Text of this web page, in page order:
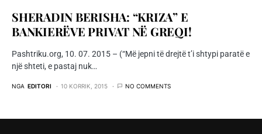
SHERADIN BERISHA: “KRIZA” E
BANKIERËVE PRIVAT NË GREQI!
Pashtriku.org, 10. 07. 2015 – (“Më jepni të drejtë t’i shtypi paratë e
një shteti, e pastaj nuk…
NGA EDITORI 10 KORRIK, 2015 NO COMMENTS